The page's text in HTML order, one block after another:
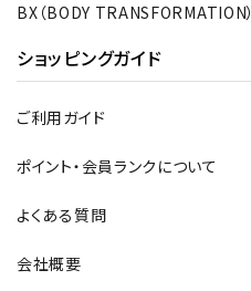
BX（BODY TRANSFORMATION）
ショッピングガイド
ご利用ガイド
ポイント・会員ランクについて
よくある質問
会社概要